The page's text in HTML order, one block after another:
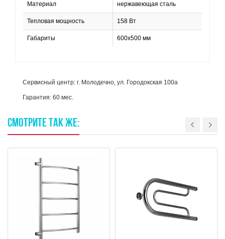
Материал нержавеющая сталь
Тепловая мощность 158 Вт
Габариты 600x500 мм
Сервисный центр: г. Молодечно, ул. Городокская 100а
Гарантия: 60 мес.
СМОТРИТЕ ТАКЖЕ: